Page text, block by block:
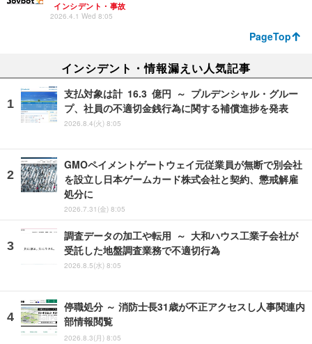
インシデント・事故
2026.4.1 Wed 8:05
PageTop
インシデント・情報漏えい人気記事
支払対象は計 16.3 億円 ～ プルデンシャル・グルー
プ、社員の不適切金銭行為に関する補償進捗を発表
2026.8.4(火) 8:05
GMOペイメントゲートウェイ元従業員が無断で別会社
を設立し日本ゲームカード株式会社と契約、懲戒解雇
処分に
2026.7.31(金) 8:05
調査データの加工や転用 ～ 大和ハウス工業子会社が
受託した地盤調査業務で不適切行為
2026.8.5(水) 8:05
停職処分 ～ 消防士長31歳が不正アクセスし人事関連内
部情報閲覧
2026.8.3(月) 8:05